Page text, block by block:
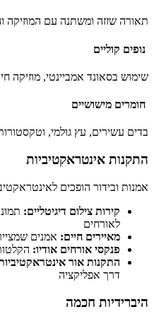
תאורה שזזה ומשתנה עם המוזיקה
נופים קוליים
שימוש בסאונד אמביינטי, מוזיקה
חומרים מישושיים
בדים עשירים, עץ גולמי,
התקנות אינטראקטיביות
אמנות ובידור הופכים
קירות צילום דיגיטליים:
לאורחים
מאיירים חיים: אמנים
פנקסי אורחים אודיו:
התקנות אור
דרך אפליקציה
היברידיות חכמה